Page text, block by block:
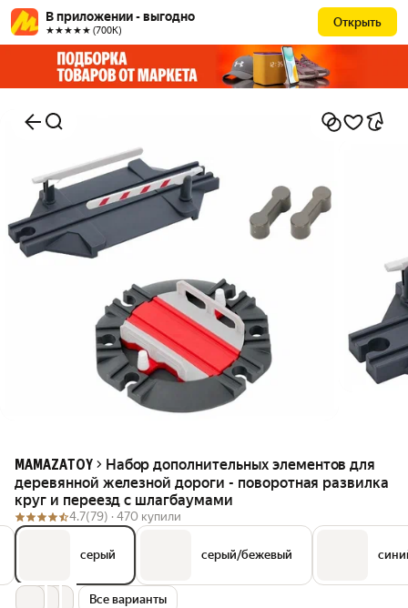
В приложении - выгодно
★★★★★ (700К)
Открыть
MAMAZATOY
Набор дополнительных элементов для
деревянной железной дороги - поворотная развилка
круг и переезд с шлагбаумами
4.7(79) · 470 купили
серый серый/бежевый
Все варианты